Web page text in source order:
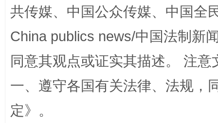
共传媒、中国公众传媒、中国全
China publics news/中国法制新
同意其观点或证实其描述。 注
一、遵守各国有关法律、法规，
定》。